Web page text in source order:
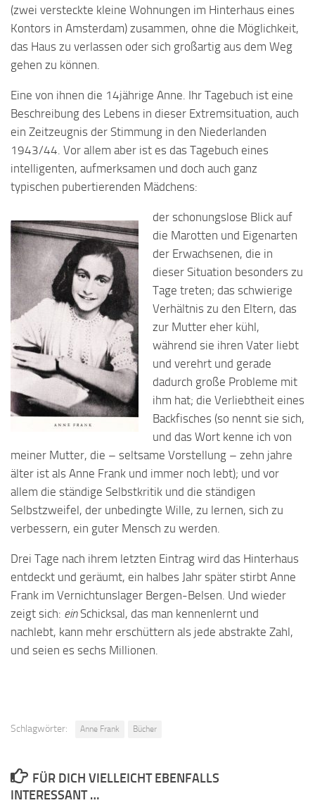
(zwei versteckte kleine Wohnungen im Hinterhaus eines
Kontors in Amsterdam) zusammen, ohne die Möglichkeit,
das Haus zu verlassen oder sich großartig aus dem Weg
gehen zu können.
Eine von ihnen die 14jährige Anne. Ihr Tagebuch ist eine
Beschreibung des Lebens in dieser Extremsituation, auch
ein Zeitzeugnis der Stimmung in den Niederlanden
1943/44. Vor allem aber ist es das Tagebuch eines
intelligenten, aufmerksamen und doch auch ganz
typischen pubertierenden Mädchens:
der schonungslose Blick auf
die Marotten und Eigenarten
der Erwachsenen, die in
dieser Situation besonders zu
Tage treten; das schwierige
Verhältnis zu den Eltern, das
zur Mutter eher kühl,
während sie ihren Vater liebt
und verehrt und gerade
dadurch große Probleme mit
ihm hat; die Verliebtheit eines
Backfisches (so nennt sie sich,
und das Wort kenne ich von
meiner Mutter, die – seltsame Vorstellung – zehn jahre
älter ist als Anne Frank und immer noch lebt); und vor
allem die ständige Selbstkritik und die ständigen
Selbstzweifel, der unbedingte Wille, zu lernen, sich zu
verbessern, ein guter Mensch zu werden.
Drei Tage nach ihrem letzten Eintrag wird das Hinterhaus
entdeckt und geräumt, ein halbes Jahr später stirbt Anne
Frank im Vernichtunslager Bergen-Belsen. Und wieder
zeigt sich: einSchicksal, das man kennenlernt und
nachlebt, kann mehr erschüttern als jede abstrakte Zahl,
und seien es sechs Millionen.
Schlagwörter: Anne Frank Bücher
FÜR DICH VIELLEICHT EBENFALLS
INTERESSANT …